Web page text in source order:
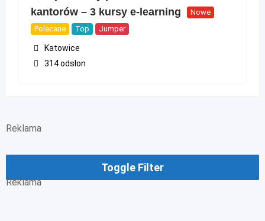
kantorów – 3 kursy e-learning
Nowe
Polecane
Top Jumper
Katowice
314 odsłon
Reklama
Toggle Filter
Reklama